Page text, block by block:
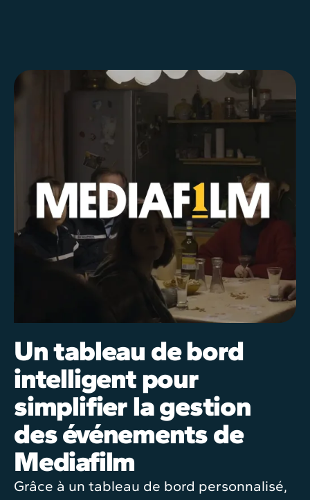
Un tableau de bord
intelligent pour
simplifier la gestion
des événements de
Mediafilm
Grâce à un tableau de bord personnalisé,